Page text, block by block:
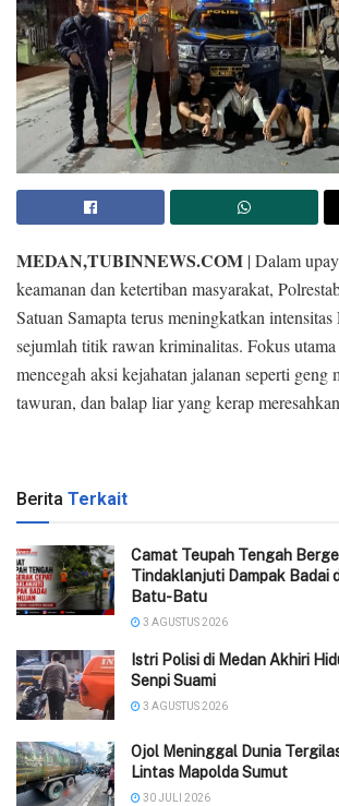
MEDAN,TUBINNEWS.COM | Dalam
keamanan dan ketertiban masyarakat,
Satuan Samapta terus meningkatkan
sejumlah titik rawan kriminalitas. Fokus
mencegah aksi kejahatan jalanan seperti geng
tawuran, dan balap liar yang kerap
Berita Terkait
Camat Teupah Tengah
Tindaklanjuti Dampak Badai
Batu-Batu
3 AGUSTUS 2026
‎Istri Polisi di Medan Akhiri
Senpi Suami
3 AGUSTUS 2026
Ojol Meninggal Dunia
Lintas Mapolda Sumut
30 JULI 2026